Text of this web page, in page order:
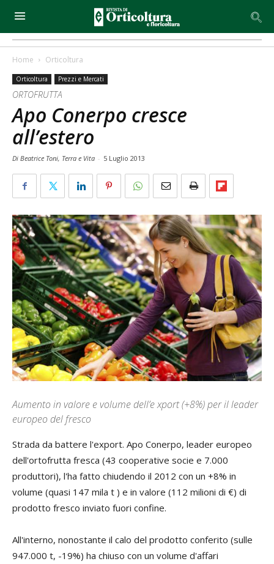
Home Orticoltura
Orticoltura Prezzi e Mercati
ORTOFRUTTA
Apo Conerpo cresce
all’estero
Di Beatrice Toni, Terra e Vita - 5 Luglio 2013
Aumento in valore e volume dell’e xport (+8%) per il leader
europeo del fresco
Strada da battere l'export. Apo Conerpo, leader europeo
dell'ortofrutta fresca (43 cooperative socie e 7.000
produttori), l'ha fatto chiudendo il 2012 con un +8% in
volume (quasi 147 mila t ) e in valore (112 milioni di €) di
prodotto fresco inviato fuori confine.
All'interno, nonostante il calo del prodotto conferito (sulle
947.000 t, -19%) ha chiuso con un volume d'affari